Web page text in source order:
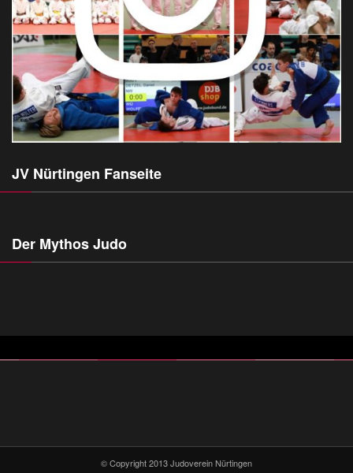
JV Nürtingen Fanseite
Der Mythos Judo
© Copyright 2013 Judoverein Nürtingen